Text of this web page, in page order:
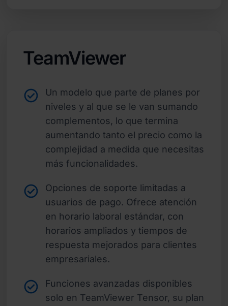
TeamViewer
Un modelo que parte de planes por
niveles y al que se le van sumando
complementos, lo que termina
aumentando tanto el precio como la
complejidad a medida que necesitas
más funcionalidades.
Opciones de soporte limitadas a
usuarios de pago. Ofrece atención
en horario laboral estándar, con
horarios ampliados y tiempos de
respuesta mejorados para clientes
empresariales.
Funciones avanzadas disponibles
solo en TeamViewer Tensor, su plan